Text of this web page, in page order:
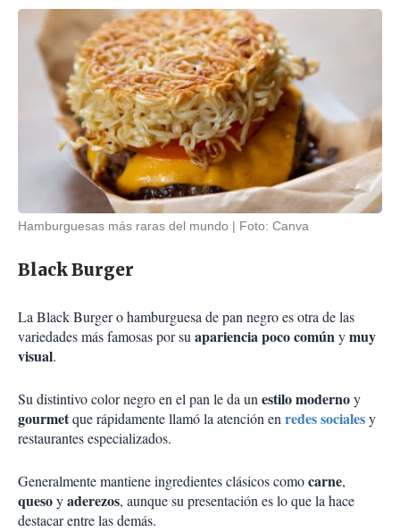
Hamburguesas más raras del mundo Foto: Canva
Black Burger
La Black Burger o hamburguesa de pan negro es otra de las
variedades más famosas por suapariencia poco comúnymuy
visual.
Su distintivo color negro en el pan le da unestilo modernoy
gourmetque rápidamente llamó la atención enredes socialesy
restaurantes especializados.
Generalmente mantiene ingredientes clásicos comocarne,
quesoyaderezos, aunque su presentación es lo que la hace
destacar entre las demás.